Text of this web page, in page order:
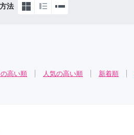
法
高い順 人気の高い順 新着順